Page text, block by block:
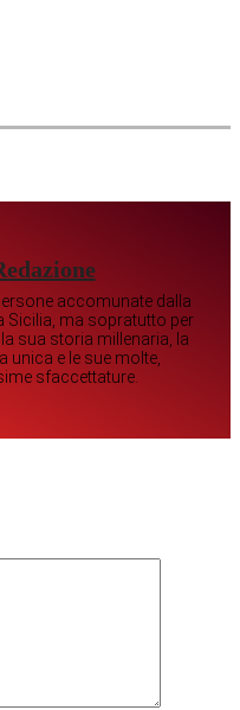
accomunate dalla
Sicilia, ma sopratutto per
sua storia millenaria, la
unica e le sue molte,
sfaccettature.